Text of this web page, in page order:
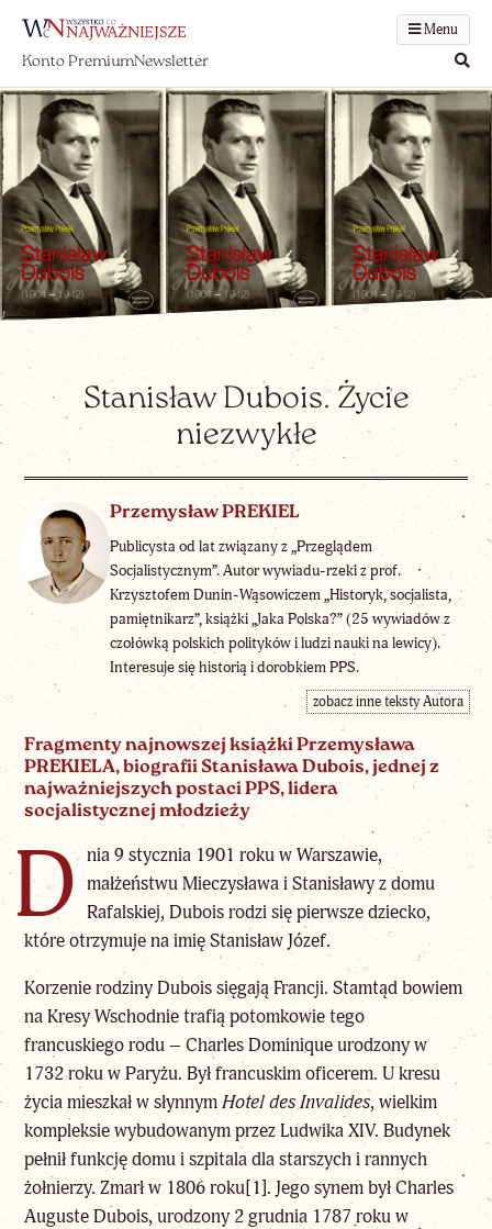
Menu
Konto PremiumNewsletter
Stanisław Dubois. Życie
niezwykłe
Przemysław PREKIEL
Publicysta od lat związany z „Przeglądem
Socjalistycznym”. Autor wywiadu-rzeki z prof.
Krzysztofem Dunin-Wąsowiczem „Historyk, socjalista,
pamiętnikarz”, książki „Jaka Polska?” (25 wywiadów z
czołówką polskich polityków i ludzi nauki na lewicy).
Interesuje się historią i dorobkiem PPS.
zobacz inne teksty Autora
Fragmenty najnowszej książki Przemysława
PREKIELA, biografii Stanisława Dubois, jednej z
najważniejszych postaci PPS, lidera
socjalistycznej młodzieży
D
nia 9 stycznia 1901 roku w Warszawie,
małżeństwu Mieczysława i Stanisławy z domu
Rafalskiej, Dubois rodzi się pierwsze dziecko,
które otrzymuje na imię Stanisław Józef.
Korzenie rodziny Dubois sięgają Francji. Stamtąd bowiem
na Kresy Wschodnie trafią potomkowie tego
francuskiego rodu – Charles Dominique urodzony w
1732 roku w Paryżu. Był francuskim oficerem. U kresu
życia mieszkał w słynnymHotel des Invalides, wielkim
kompleksie wybudowanym przez Ludwika XIV. Budynek
pełnił funkcję domu i szpitala dla starszych i rannych
żołnierzy. Zmarł w 1806 roku[1]. Jego synem był Charles
Auguste Dubois, urodzony 2 grudnia 1787 roku w